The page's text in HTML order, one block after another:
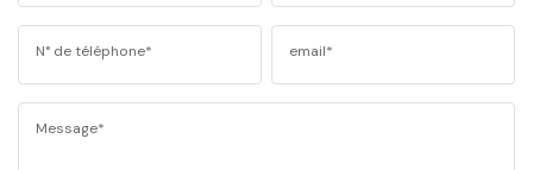
N° de téléphone* email*
Message*